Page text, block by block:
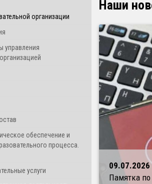
организации
управления
обеспечение и
процесса.
услуги
Наши
09.07.2026
Памятка по